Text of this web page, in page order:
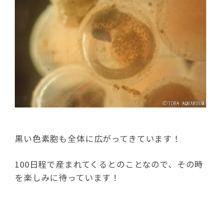
黒い色素胞も全体に広がってきています！
100日程で産まれてくるとのことなので、その時
を楽しみに待っています！